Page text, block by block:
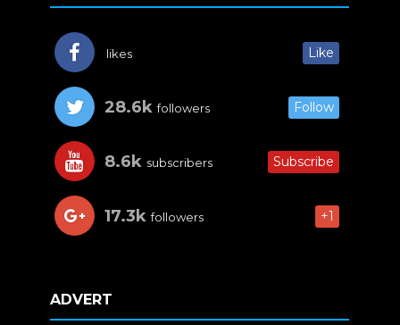
likes Like
28.6k followers Follow
8.6k subscribers Subscribe
17.3k followers +1
ADVERT